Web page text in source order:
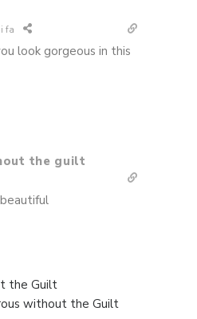
fa
look gorgeous in this
the guilt
the Guilt
without the Guilt